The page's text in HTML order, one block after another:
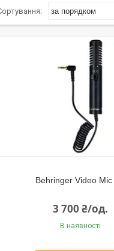
Behringer Video Mic
3 700 ₴/од.
В наявності